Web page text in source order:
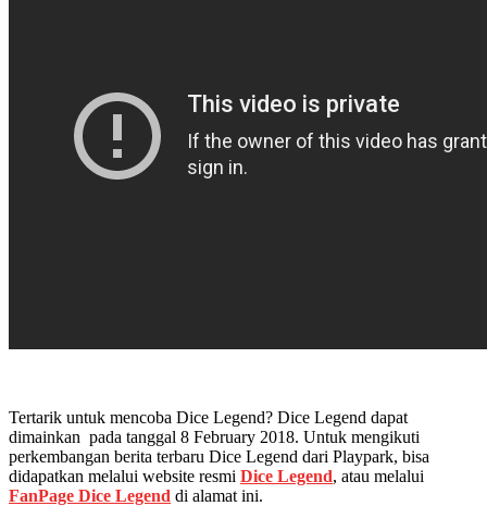
Tertarik untuk mencoba Dice Legend? Dice Legend dapat
dimainkan pada tanggal 8 February 2018. Untuk mengikuti
perkembangan berita terbaru Dice Legend dari Playpark, bisa
didapatkan melalui website resmi Dice Legend, atau melalui
FanPage Dice Legend di alamat ini.